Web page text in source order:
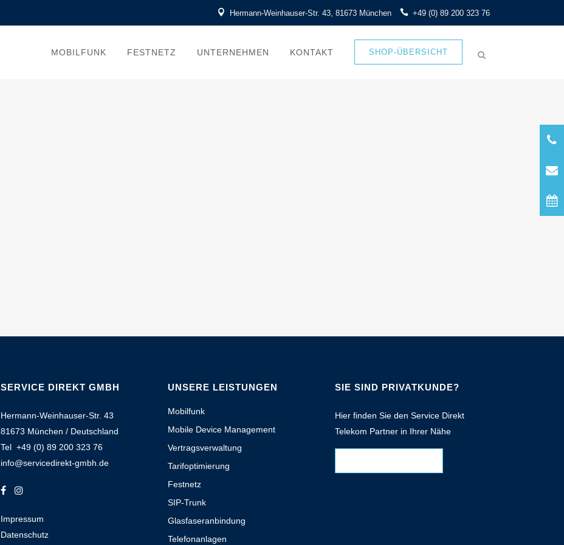
Hermann-Weinhauser-Str. 43, 81673 München +49 (0) 89 200 323 76
SHOP-ÜBERSICHT
MOBILFUNK FESTNETZ UNTERNEHMEN KONTAKT
SERVICE DIREKT GMBH
Hermann-Weinhauser-Str. 43
81673 München / Deutschland
Tel +49 (0) 89 200 323 76
info@servicedirekt-gmbh.de
Impressum
Datenschutz
UNSERE LEISTUNGEN
Mobilfunk
Mobile Device Management
Vertragsverwaltung
Tarifoptimierung
Festnetz
SIP-Trunk
Glasfaseranbindung
Telefonanlagen
SIE SIND PRIVATKUNDE?
Hier finden Sie den Service Direkt
Telekom Partner in Ihrer Nähe